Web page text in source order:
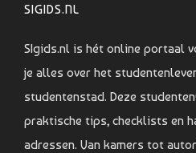
SIGIDS.NL
SIgids.nl is hét online portaal
je alles over het
studentenstad. Deze
praktische tips, checklists en
adressen. Van kamers tot